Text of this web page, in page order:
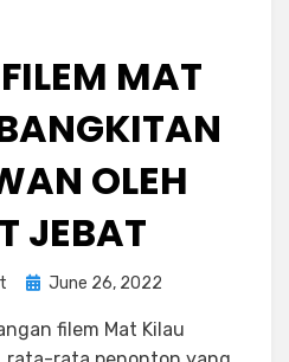
MAT
OLEH
JEBAT
Posted
June 26, 2022
filem Mat Kilau